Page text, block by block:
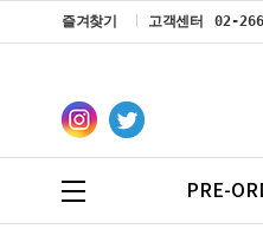
즐겨찾기 고객센터 02-
PRE-